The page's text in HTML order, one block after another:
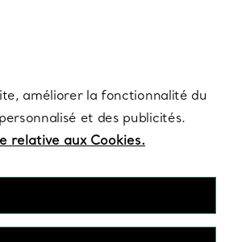
améliorer la fonctionnalité du
et des publicités.
relative aux Cookies.